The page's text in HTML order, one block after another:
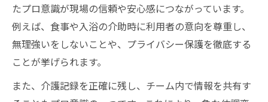
たプロ意識が現場の信頼や安心感につながっています。
例えば、食事や入浴の介助時に利用者の意向を尊重し、
無理強いをしないことや、プライバシー保護を徹底する
ことが挙げられます。
また、介護記録を正確に残し、チーム内で情報を共有す